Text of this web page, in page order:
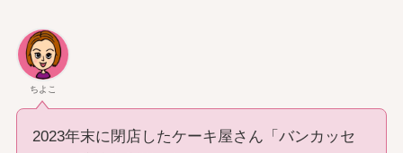
ちよこ
2023年末に閉店したケーキ屋さん「バンカッセ